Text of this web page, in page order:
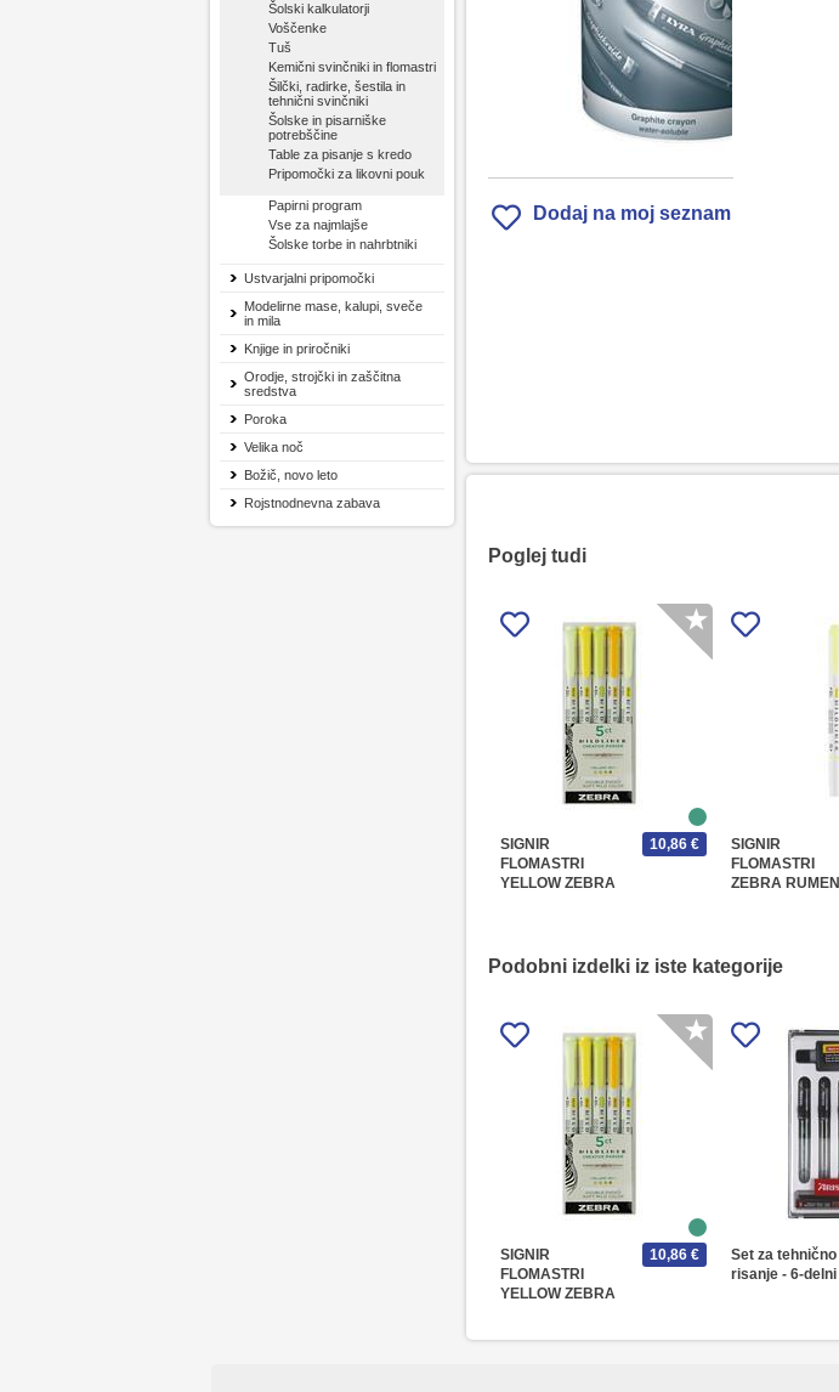
Šolski kalkulatorji
Voščenke
Tuš
Kemični svinčniki in flomastri
Šilčki, radirke, šestila in
tehnični svinčniki
Šolske in pisarniške
potrebščine
Table za pisanje s kredo
Pripomočki za likovni pouk
Papirni program
Vse za najmlajše
Šolske torbe in nahrbtniki
Ustvarjalni pripomočki
Modelirne mase, kalupi, sveče
in mila
Knjige in priročniki
Orodje, strojčki in zaščitna
sredstva
Poroka
Velika noč
Božič, novo leto
Rojstnodnevna zabava
Dodaj na moj seznam
Poglej tudi
SIGNIR
FLOMASTRI
YELLOW ZEBRA
10,86 €
SIGNIR
FLOMASTRI
ZEBRA RUMEN
Podobni izdelki iz iste kategorije
SIGNIR
FLOMASTRI
YELLOW ZEBRA
10,86 €
Set za tehnično
risanje - 6-delni